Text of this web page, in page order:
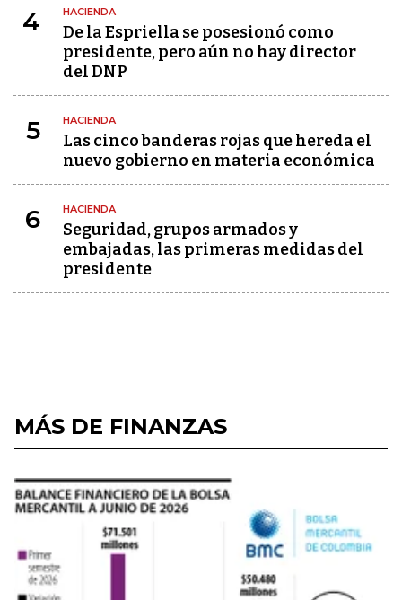
4 HACIENDA
De la Espriella se posesionó como
presidente, pero aún no hay director
del DNP
5 HACIENDA
Las cinco banderas rojas que hereda el
nuevo gobierno en materia económica
6 HACIENDA
Seguridad, grupos armados y
embajadas, las primeras medidas del
presidente
MÁS DE FINANZAS